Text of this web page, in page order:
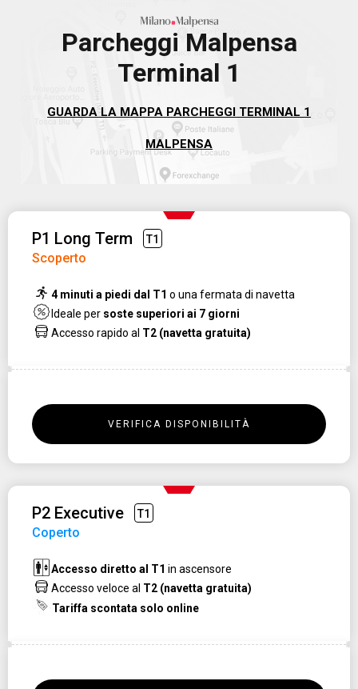
Parcheggi Malpensa
Terminal 1
GUARDA LA MAPPA PARCHEGGI TERMINAL 1
MALPENSA
P1 Long Term T1
Scoperto
4 minuti a piedi dal T1 o una fermata di navetta
Ideale per soste superiori ai 7 giorni
Accesso rapido al T2 (navetta gratuita)
VERIFICA DISPONIBILITÀ
P2 Executive T1
Coperto
Accesso diretto al T1 in ascensore
Accesso veloce al T2 (navetta gratuita)
Tariffa scontata solo online